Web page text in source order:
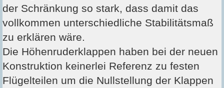
der Schränkung so stark, dass damit das
vollkommen unterschiedliche Stabilitätsmaß
zu erklären wäre.
Die Höhenruderklappen haben bei der neuen
Konstruktion keinerlei Referenz zu festen
Flügelteilen um die Nullstellung der Klappen